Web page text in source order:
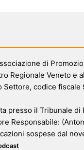
di
Regionale Veneto e
Settore, codice fiscale
presso il Tribunale di
Responsabile:
sospese dal